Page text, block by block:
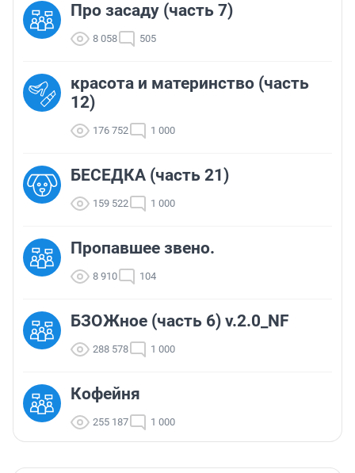
Про засаду (часть 7)
8 058 505
красота и материнство (часть
12)
176 752 1 000
БЕСЕДКА (часть 21)
159 522 1 000
Пропавшее звено.
8 910 104
БЗОЖное (часть 6) v.2.0_NF
288 578 1 000
Кофейня
255 187 1 000